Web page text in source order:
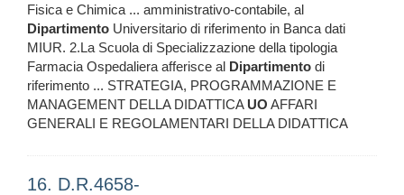
Fisica e Chimica ... amministrativo-contabile, al
Dipartimento Universitario di riferimento in Banca dati
MIUR. 2.La Scuola di Specializzazione della tipologia
Farmacia Ospedaliera afferisce al Dipartimento di
riferimento ... STRATEGIA, PROGRAMMAZIONE E
MANAGEMENT DELLA DIDATTICA UO AFFARI
GENERALI E REGOLAMENTARI DELLA DIDATTICA
16. D.R.4658-